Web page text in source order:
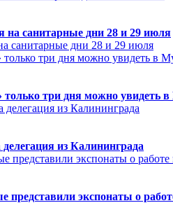
на санитарные дни 28 и 29 июля
санитарные дни 28 и 29 июля
только три дня можно увидеть
из Калининграда
экспонаты о